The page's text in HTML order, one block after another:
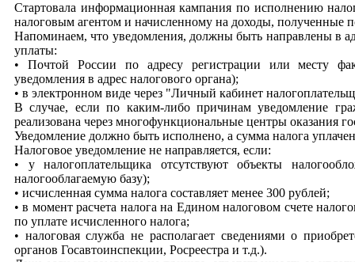
Стартовала информационная кампания по исполнению
налоговым агентом и начисленному на доходы, полученные
Напоминаем, что уведомления, должны быть направлены в
уплаты:
• Почтой России по адресу регистрации или месту
уведомления в адрес налогового органа);
• в электронном виде через "Личный кабинет
В случае, если по каким-либо причинам уведомление
реализована через многофункциональные центры оказания
Уведомление должно быть исполнено, а сумма налога
Налоговое уведомление не направляется, если:
• у налогоплательщика отсутствуют объекты
налогооблагаемую базу);
• исчисленная сумма налога составляет менее 300 рублей;
• в момент расчета налога на Едином налоговом счете
по уплате исчисленного налога;
• налоговая служба не располагает сведениями о
органов Госавтоинспекции, Росреестра и т.д.).